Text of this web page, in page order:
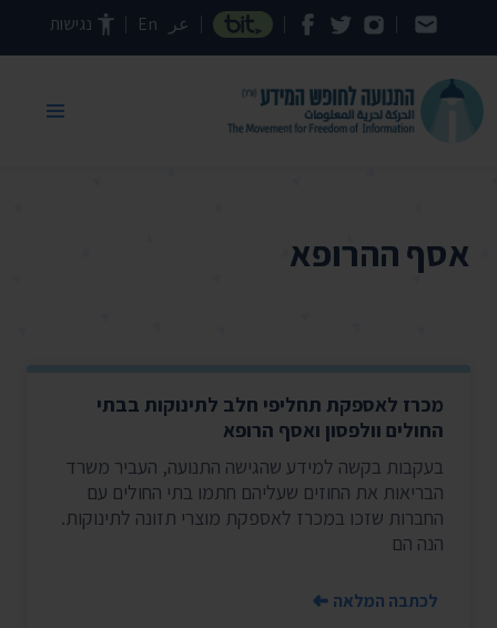
דילוג לתוכן העמוד عر En נגישות
אסף ההרופא
מכרז לאספקת תחליפי חלב לתינוקות בבתי
החולים וולפסון ואסף הרופא
בעקבות בקשה למידע שהגישה התנועה, העביר משרד
הבריאות את החוזים שעליהם חתמו בתי החולים עם
החברות שזכו במכרז לאספקת מוצרי תזונה לתינוקות.
הנה הם
לכתבה המלאה